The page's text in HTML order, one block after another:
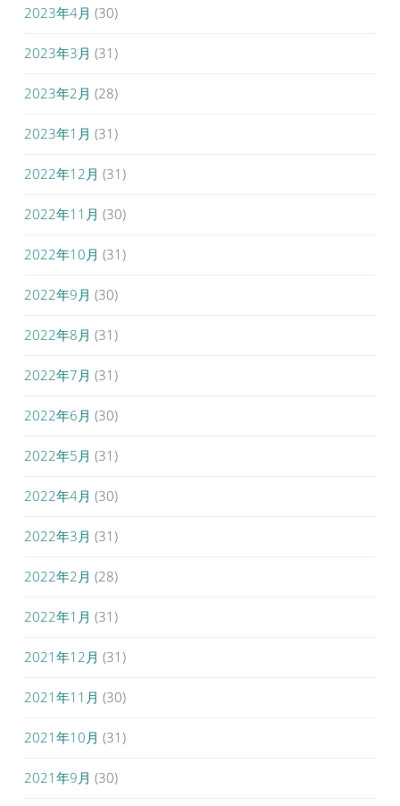
2023年4月 (30)
2023年3月 (31)
2023年2月 (28)
2023年1月 (31)
2022年12月 (31)
2022年11月 (30)
2022年10月 (31)
2022年9月 (30)
2022年8月 (31)
2022年7月 (31)
2022年6月 (30)
2022年5月 (31)
2022年4月 (30)
2022年3月 (31)
2022年2月 (28)
2022年1月 (31)
2021年12月 (31)
2021年11月 (30)
2021年10月 (31)
2021年9月 (30)